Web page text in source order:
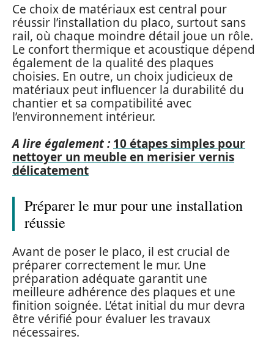
Ce choix de matériaux est central pour
réussir l’installation du placo, surtout sans
rail, où chaque moindre détail joue un rôle.
Le confort thermique et acoustique dépend
également de la qualité des plaques
choisies. En outre, un choix judicieux de
matériaux peut influencer la durabilité du
chantier et sa compatibilité avec
l’environnement intérieur.
A lire également : 10 étapes simples pour
nettoyer un meuble en merisier vernis
délicatement
Préparer le mur pour une installation
réussie
Avant de poser le placo, il est crucial de
préparer correctement le mur. Une
préparation adéquate garantit une
meilleure adhérence des plaques et une
finition soignée. L’état initial du mur devra
être vérifié pour évaluer les travaux
nécessaires.